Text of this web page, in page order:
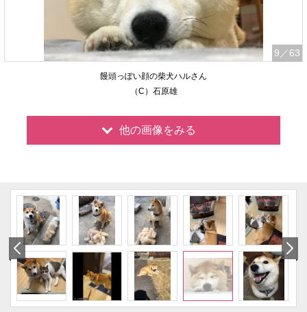
9 ／63
饅頭っぽい顔の柴犬ハルさん
（C）石原雄
他の画像をみる